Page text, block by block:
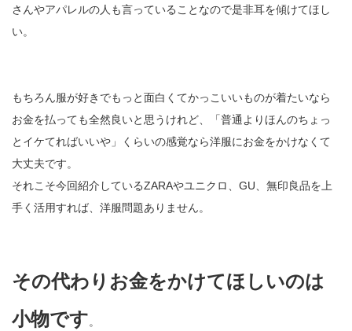
さんやアパレルの人も言っていることなので是非耳を傾けてほし
い。
もちろん服が好きでもっと面白くてかっこいいものが着たいなら
お金を払っても全然良いと思うけれど、「普通よりほんのちょっ
とイケてればいいや」くらいの感覚なら洋服にお金をかけなくて
大丈夫です。
それこそ今回紹介しているZARAやユニクロ、GU、無印良品を上
手く活用すれば、洋服問題ありません。
その代わりお金をかけてほしいのは
小物です。